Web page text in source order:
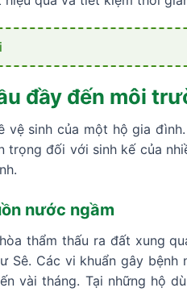
đầy đến môi
vệ sinh của một hộ gia
trọng đối với sinh kế của
nước ngầm
thẩm thấu ra đất xung
Các vi khuẩn gây
vài tháng. Tại những hộ